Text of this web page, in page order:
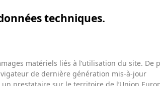
techniques.
matériels liés à l’utilisation du site. De
de dernière génération mis-à-jour